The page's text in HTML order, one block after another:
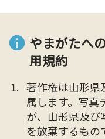
やまがたへ
用規約
著作権は山形県
属します。写真
が、山形県及び
を放棄するもの